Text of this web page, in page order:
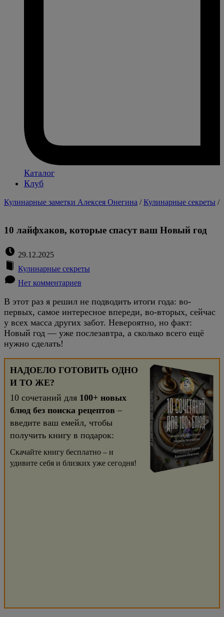
Каталог
Клуб
Кулинарные заметки Алексея Онегина /Кулинарные секреты /
10 лайфхаков, которые спасут ваш Новый год
29.12.2025
Кулинарные секреты
Нет комментариев
В этот раз я решил не подводить итоги года: во-
первых, самое интересное впереди, во-вторых, сейчас
у всех масса других забот. Невероятно, но факт:
Новый год — уже послезавтра, а сколько всего ещё
нужно сделать!
НАДОЕЛО ГОТОВИТЬ ОДНО
И ТО ЖЕ?
10 сочетаний для 100+ новых
блюд без поиска рецептов –
введите ваш емейл, чтобы
получить книгу в подарок:
Скачайте книгу бесплатно – и
удивите себя и близких уже сегодня!